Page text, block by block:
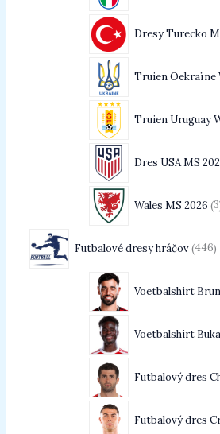
Dresy Turecko
Truien Oekraïne
Truien Uruguay
Dres USA MS
Wales MS 2026 3
Futbalové dresy hráčov 446
Voetbalshirt
Voetbalshirt
Futbalový dres
Futbalový dres